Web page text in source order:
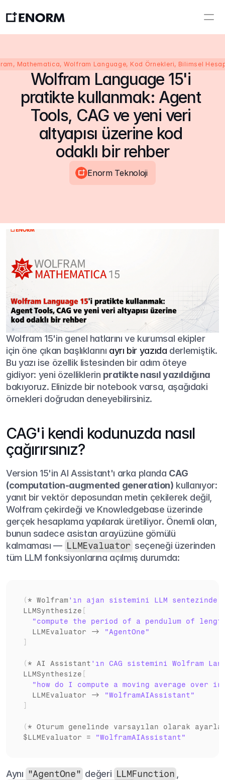
Mathematica, Wolfram Language, Kod Örnekleri, Bilimsel
Wolfram Language 15'i
pratikte kullanmak: Agent
Tools, CAG ve yeni veri
altyapısı üzerine kod
odaklı bir rehber
Enorm Teknoloji
Wolfram 15'in genel hatlarını ve kurumsal ekipler
için öne çıkan başlıklarını ayrı bir yazıda derlemiştik.
Bu yazı ise özellik listesinden bir adım öteye
gidiyor: yeni özelliklerin pratikte nasıl yazıldığına
bakıyoruz. Elinizde bir notebook varsa, aşağıdaki
örnekleri doğrudan deneyebilirsiniz.
CAG'i kendi kodunuzda nasıl
çağırırsınız?
Version 15'in AI Assistant'ı arka planda CAG
(computation-augmented generation) kullanıyor:
yanıt bir vektör deposundan metin çekilerek değil,
Wolfram çekirdeği ve Knowledgebase üzerinde
gerçek hesaplama yapılarak üretiliyor. Önemli olan,
bunun sadece asistan arayüzüne gömülü
kalmaması — LLMEvaluator seçeneği üzerinden
tüm LLM fonksiyonlarına açılmış durumda:
(* Wolfram
LLMSynthesize
"compute the period of a pendulum of
LLMEvaluator ->
"AgentOne"
(* AI Assistant
LLMSynthesize
"how do I compute a moving average over
LLMEvaluator ->
"WolframAIAssistant"
(* Oturum genelinde varsayılan olarak
$LLMEvaluator = "WolframAIAssistant"
Aynı "AgentOne" değeri LLMFunction